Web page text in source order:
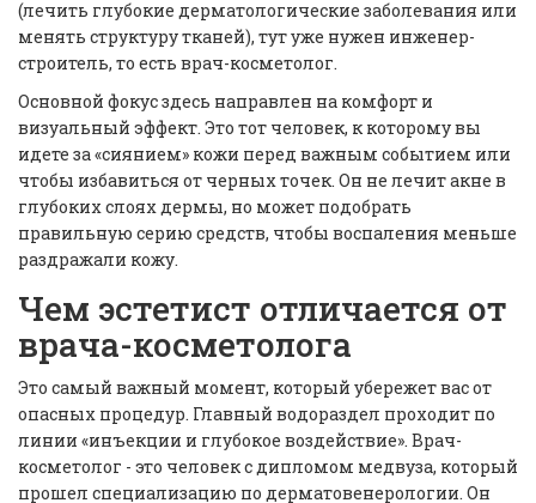
(лечить глубокие дерматологические заболевания или
менять структуру тканей), тут уже нужен инженер-
строитель, то есть врач-косметолог.
Основной фокус здесь направлен на комфорт и
визуальный эффект. Это тот человек, к которому вы
идете за «сиянием» кожи перед важным событием или
чтобы избавиться от черных точек. Он не лечит акне в
глубоких слоях дермы, но может подобрать
правильную серию средств, чтобы воспаления меньше
раздражали кожу.
Чем эстетист отличается от
врача-косметолога
Это самый важный момент, который убережет вас от
опасных процедур. Главный водораздел проходит по
линии «инъекции и глубокое воздействие». Врач-
косметолог - это человек с дипломом медвуза, который
прошел специализацию по дерматовенерологии. Он